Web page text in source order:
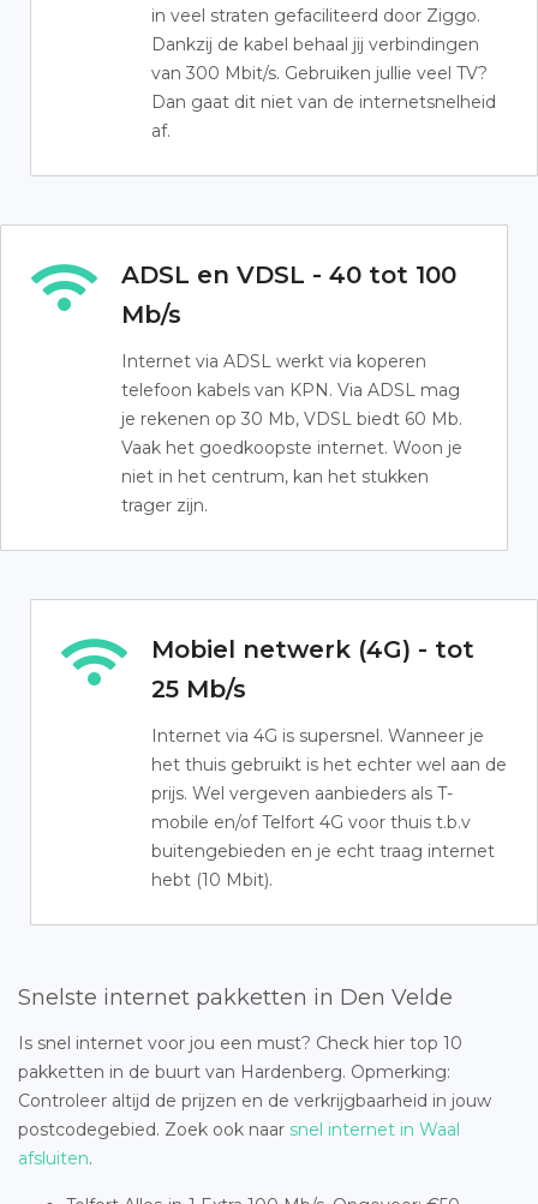
in veel straten gefaciliteerd door Ziggo.
Dankzij de kabel behaal jij verbindingen
van 300 Mbit/s. Gebruiken jullie veel TV?
Dan gaat dit niet van de internetsnelheid
af.
ADSL en VDSL - 40 tot 100
Mb/s
Internet via ADSL werkt via koperen
telefoon kabels van KPN. Via ADSL mag
je rekenen op 30 Mb, VDSL biedt 60 Mb.
Vaak het goedkoopste internet. Woon je
niet in het centrum, kan het stukken
trager zijn.
Mobiel netwerk (4G) - tot
25 Mb/s
Internet via 4G is supersnel. Wanneer je
het thuis gebruikt is het echter wel aan de
prijs. Wel vergeven aanbieders als T-
mobile en/of Telfort 4G voor thuis t.b.v
buitengebieden en je echt traag internet
hebt (10 Mbit).
Snelste internet pakketten in Den Velde
Is snel internet voor jou een must? Check hier top 10
pakketten in de buurt van Hardenberg. Opmerking:
Controleer altijd de prijzen en de verkrijgbaarheid in jouw
postcodegebied. Zoek ook naar snel internet in Waal
afsluiten.